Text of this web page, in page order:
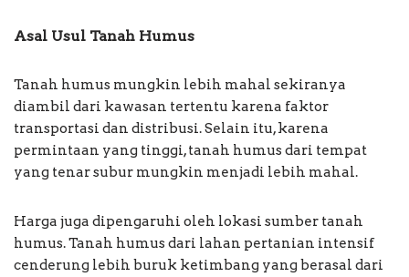
Asal Usul Tanah Humus
Tanah humus mungkin lebih mahal sekiranya
diambil dari kawasan tertentu karena faktor
transportasi dan distribusi. Selain itu, karena
permintaan yang tinggi, tanah humus dari tempat
yang tenar subur mungkin menjadi lebih mahal.
Harga juga dipengaruhi oleh lokasi sumber tanah
humus. Tanah humus dari lahan pertanian intensif
cenderung lebih buruk ketimbang yang berasal dari